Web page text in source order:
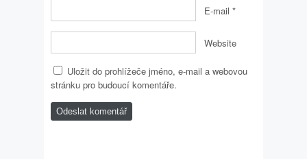
E-mail *
Website
Uložit do prohlížeče jméno, e-mail a webovou
stránku pro budoucí komentáře.